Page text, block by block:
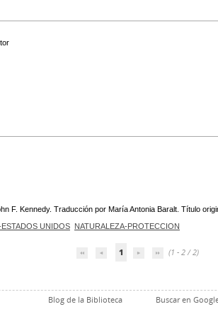
F. Kennedy. Traducción por María Antonia Baralt. Título
UNIDOS NATURALEZA-PROTECCION
1 (1 - 2 / 2)
Blog de la Biblioteca Buscar en